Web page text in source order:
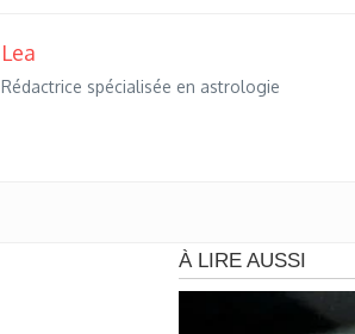
Lea
Rédactrice spécialisée en astrologie